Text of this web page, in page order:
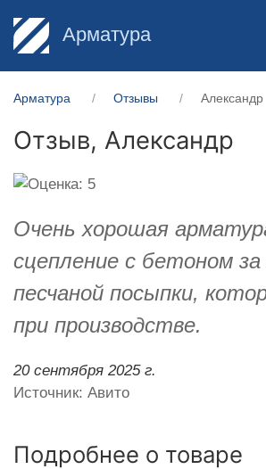
Арматура
Арматура Отзывы Александр
Отзыв, Александр
Очень хорошая
сцепление с бетоном
песчаной посыпки,
при производстве.
20 сентября 2025 г.
Источник: Авито
Подробнее о товаре